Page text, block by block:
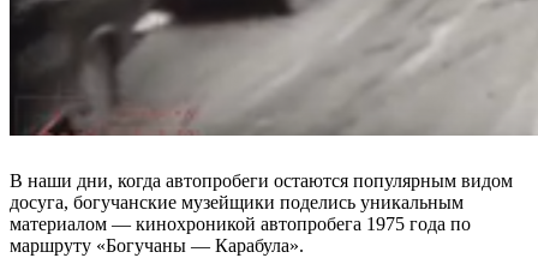
В наши дни, когда автопробеги остаются популярным видом
досуга, богучанские музейщики поделись уникальным
материалом — кинохроникой автопробега 1975 года по
маршруту «Богучаны — Карабула».